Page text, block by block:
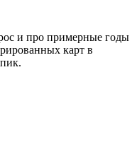
и про примерные годы
карт в